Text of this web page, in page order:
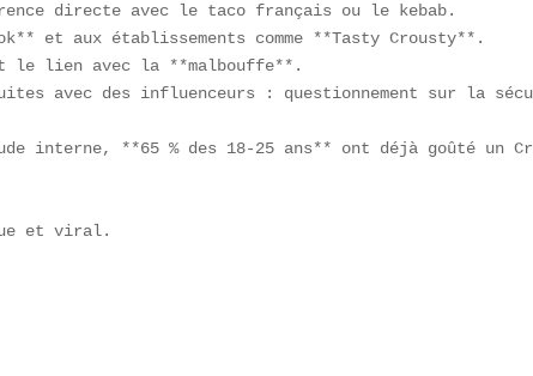
directe avec le taco français ou le kebab.
et aux établissements comme **Tasty Crousty**.
le lien avec la **malbouffe**.
avec des influenceurs : questionnement sur la
interne, **65 % des 18-25 ans** ont déjà goûté un
et viral.